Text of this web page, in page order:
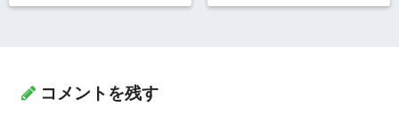
コメントを残す